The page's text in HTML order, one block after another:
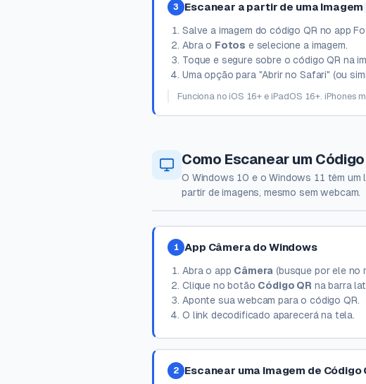
3 Escanear a partir de uma Imagem
Salve a imagem do código QR no app
Abra o Fotos e selecione a imagem.
Toque e segure sobre o código QR na
Uma opção para "Abrir no Safari" (ou
Funciona no iOS 16+ e iPadOS 16+.
Como Escanear um
O Windows 10 e o Windows 11 têm
partir de imagens, mesmo sem webcam.
1 App Câmera do Windows
Abra o app Câmera (busque por ele no
Clique no botão Código QR na barra
Aponte sua webcam para o código QR.
O link decodificado aparecerá na tela.
2 Escanear uma Imagem de Código